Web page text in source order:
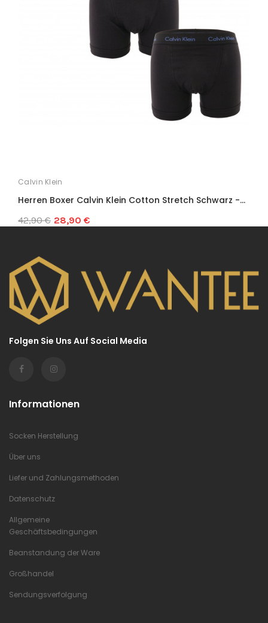
Calvin Klein
Herren Boxer Calvin Klein Cotton Stretch Schwarz -...
42,90 € 28,90 €
Folgen Sie Uns Auf Social Media
Informationen
Socken Herstellung
Über uns
Liefer und Zahlungsmethoden
Datenschutz
Allgemeine
Geschäftsbedingungen
Beanstandung der Ware
Großhandel
Sendungsverfolgung